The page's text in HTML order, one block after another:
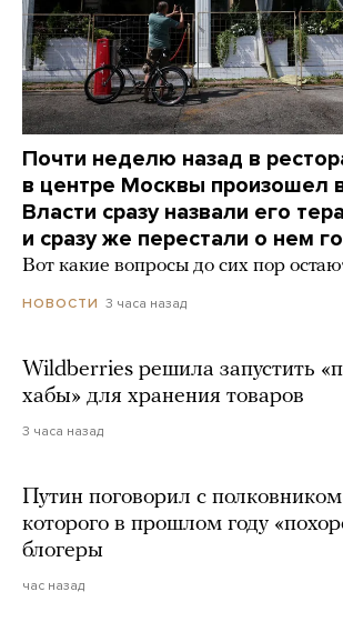
Почти неделю назад в
в центре Москвы произошел
Власти сразу назвали его
и сразу же перестали о нем
Вот какие вопросы до сих пор
НОВОСТИ 3 часа назад
Wildberries решила запустить
хабы» для хранения товаров
3 часа назад
Путин поговорил с
которого в прошлом году
блогеры
час назад